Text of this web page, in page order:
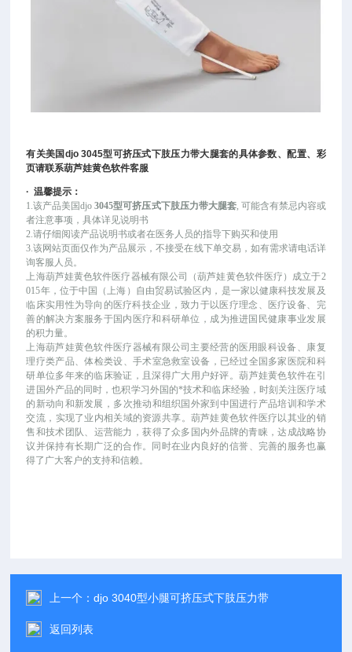
有关美国 djo 3045型可挤压式下肢压力带大腿套的具体参数、配置、彩
页请联系葫芦娃黄色软件客服
·温馨提示：
1.该产品美国djo3045型可挤压式下肢压力带大腿套, 可能含有禁忌内容或
者注意事项，具体详见说明书
2.请仔细阅读产品说明书或者在医务人员的指导下购买和使用
3.该网站页面仅作为产品展示，不接受在线下单交易，如有需求请电话详
询客服人员。
上海葫芦娃黄色软件医疗器械有限公司（葫芦娃黄色软件医疗）成立于2
015年，位于中国（上海）自由贸易试验区内，是一家以健康科技发展及
临床实用性为导向的医疗科技企业，致力于以医疗理念、医疗设备、完
善的解决方案服务于国内医疗和科研单位，成为推进国民健康事业发展
的积力量。
上海葫芦娃黄色软件医疗器械有限公司主要经营的医用眼科设备、康复
理疗类产品、体检类设、手术室急救室设备，已经过全国多家医院和科
研单位多年来的临床验证，且深得广大用户好评。葫芦娃黄色软件在引
进国外产品的同时，也积学习外国的*技术和临床经验，时刻关注医疗域
的新动向和新发展，多次推动和组织国外家到中国进行产品培训和学术
交流，实现了业内相关域的资源共享。葫芦娃黄色软件医疗以其业的销
售和技术团队、运营能力，获得了众多国内外品牌的青睐，达成战略协
议并保持有长期广泛的合作。同时在业内良好的信誉、完善的服务也赢
得了广大客户的支持和信赖。
上一个：djo 3040型小腿可挤压式下肢压力带
返回列表